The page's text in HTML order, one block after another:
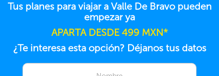
Tus planes para viajar a Valle De Bravo pueden
empezar ya
APARTA DESDE 499 MXN*
¿Te interesa esta opción? Déjanos tus datos